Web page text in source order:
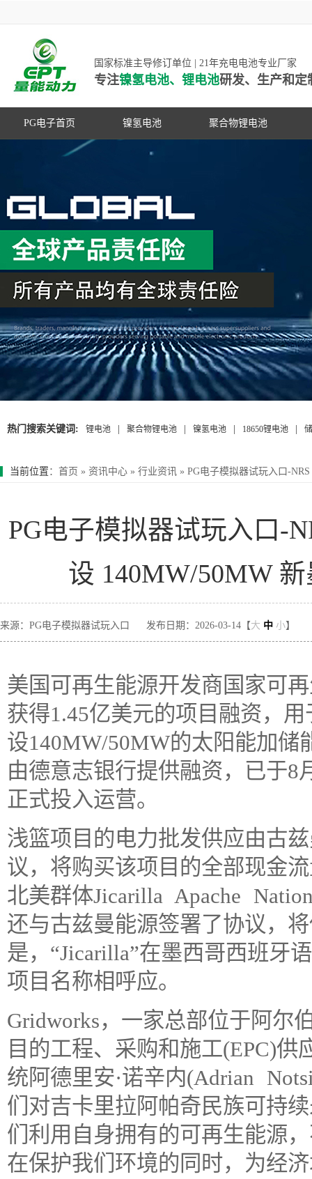
国家标准主导修订单位 | 21年充电电池专业厂家
专注镍氢电池、锂电池研发、生产和定
PG电子首页 镍氢电池 聚合物锂电池
高容量镍氢电池
超低自放电镍氢电池
动力镍氢电池
常规镍氢电池
PG游戏官网是镍氢电池国家标准主导
修订单位，并参与多项锂电池行业国
家标准的制定
热门搜索关键词: 锂电池 聚合物锂电池 镍氢电池 18650锂电池
当前位置 ： 首页 » 资讯中心 » 行业资讯 » PG电子模拟器试玩入口-
PG电子模拟器试玩入口-
设 140MW/50MW
来源：PG电子模拟器试玩入口 发布日期：2026-03-14【大 中 小】
美国可再生能源开发商国家可
获得1.45亿美元的项目融资，
设140MW/50MW的太阳能加
由德意志银行提供融资，已于8
正式投入运营。
浅篮项目的电力批发供应由古
议，将购买该项目的全部现金
北美群体Jicarilla Apache
还与古兹曼能源签署了协议，
是，“Jicarilla”在墨西哥西班牙
项目名称相呼应。
Gridworks，一家总部位于阿尔
目的工程、采购和施工(EPC)
统阿德里安·诺辛内(Adrian
们对吉卡里拉阿帕奇民族可持
们利用自身拥有的可再生能源
在保护我们环境的同时，为经